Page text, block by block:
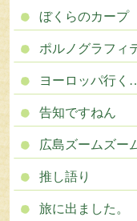
ぼくらのカープ
ポルノグラフィ
ヨーロッパ行く
告知ですねん
広島ズームズー
推し語り
旅に出ました。